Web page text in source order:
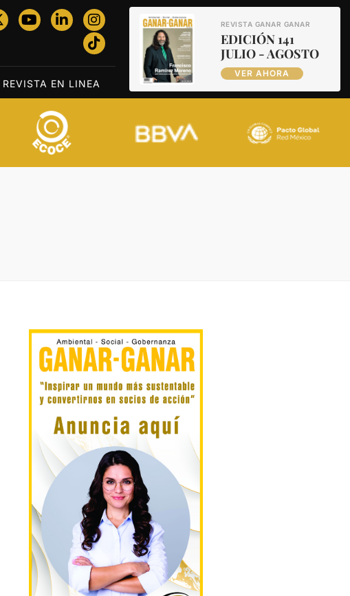
REVISTA EN LINEA
REVISTA GANAR GANAR
EDICIÓN 141
JULIO - AGOSTO
VER AHORA